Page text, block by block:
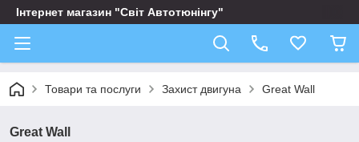
Інтернет магазин "Світ Автотюнінгу"
Товари та послуги Захист двигуна Great Wall
Great Wall